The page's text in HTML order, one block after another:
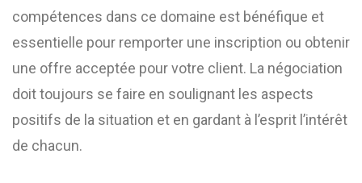
compétences dans ce domaine est bénéfique et
essentielle pour remporter une inscription ou obtenir
une offre acceptée pour votre client. La négociation
doit toujours se faire en soulignant les aspects
positifs de la situation et en gardant à l’esprit l’intérêt
de chacun.